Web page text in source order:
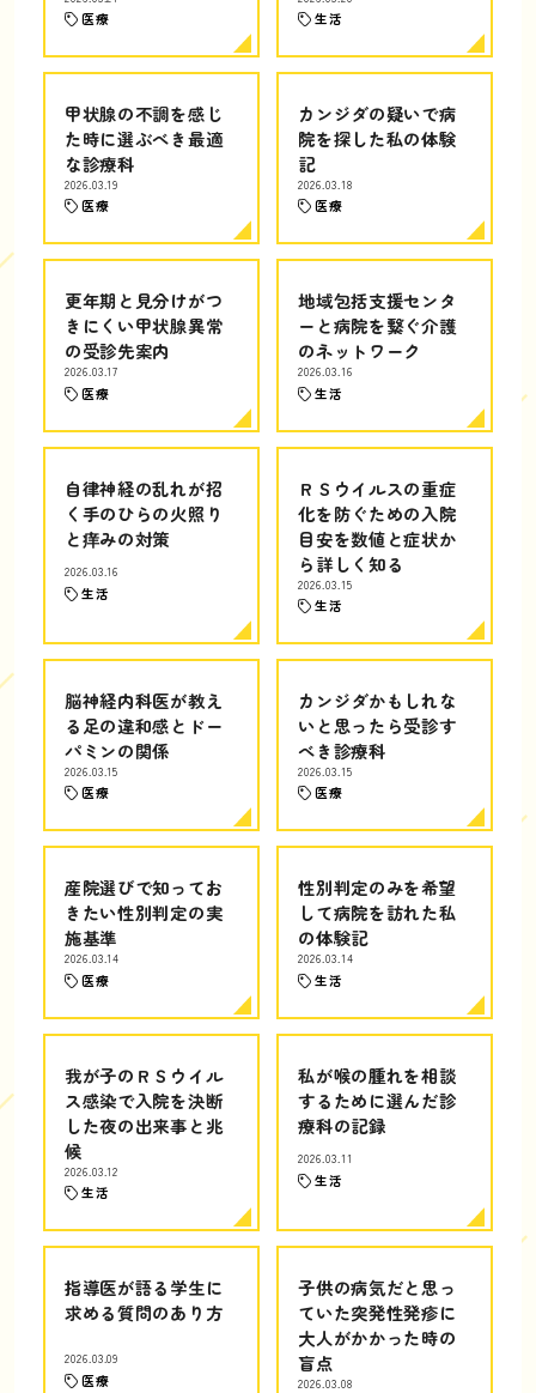
医療 生活
甲状腺の不調を感じ
た時に選ぶべき最適
な診療科
2026.03.19
医療
カンジダの疑いで病
院を探した私の体験
記
2026.03.18
医療
更年期と見分けがつ
きにくい甲状腺異常
の受診先案内
2026.03.17
医療
地域包括支援センタ
ーと病院を繋ぐ介護
のネットワーク
2026.03.16
生活
自律神経の乱れが招
く手のひらの火照り
と痒みの対策
2026.03.16
生活
ＲＳウイルスの重症
化を防ぐための入院
目安を数値と症状か
ら詳しく知る
2026.03.15
生活
脳神経内科医が教え
る足の違和感とドー
パミンの関係
2026.03.15
医療
カンジダかもしれな
いと思ったら受診す
べき診療科
2026.03.15
医療
産院選びで知ってお
きたい性別判定の実
施基準
2026.03.14
医療
性別判定のみを希望
して病院を訪れた私
の体験記
2026.03.14
生活
我が子のＲＳウイル
ス感染で入院を決断
した夜の出来事と兆
候
2026.03.12
生活
私が喉の腫れを相談
するために選んだ診
療科の記録
2026.03.11
生活
指導医が語る学生に
求める質問のあり方
2026.03.09
医療
子供の病気だと思っ
ていた突発性発疹に
大人がかかった時の
盲点
2026.03.08